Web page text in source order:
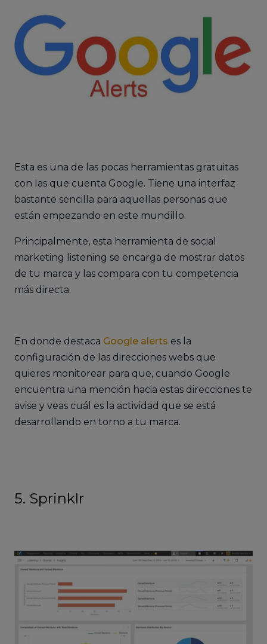
Esta es una de las pocas herramientas gratuitas
con las que cuenta Google. Tiene una interfaz
bastante sencilla para aquellas personas que
están empezando en este mundillo.
Principalmente, esta herramienta de social
marketing listening se encarga de mostrar datos
de tu marca y las compara con tu competencia
más directa.
En donde destaca Google alerts es la
configuración de las direcciones webs que
quieres monitorear para que, cuando Google
encuentra una mención hacia estas direcciones te
avise y veas cuál es la actividad que se está
desarrollando en torno a tu marca.
5. Sprinklr